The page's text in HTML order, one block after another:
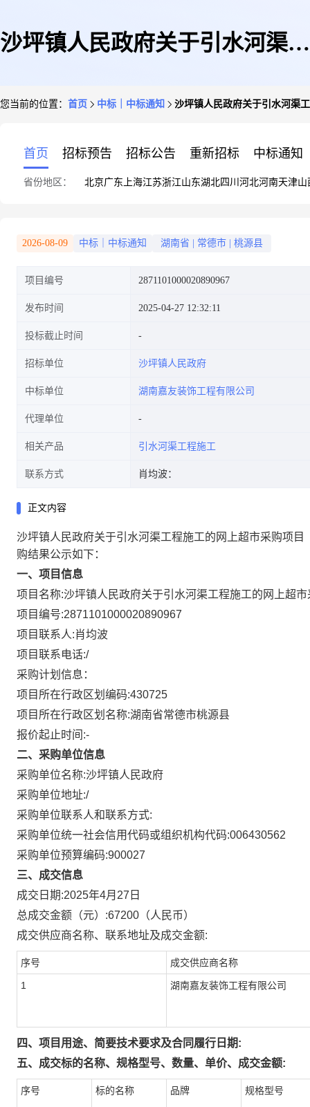
沙坪镇人民政府关于引水河渠工
您当前的位置： 首页 中标｜中标通知 沙坪镇人民政府关于引水河渠
首页 招标预告 招标公告 重新招标 中标通知
省份地区： 北京广东 上海江苏浙江山东湖北四川 河北河南天津山
2026-08-09 中标｜中标通知 湖南省 常德市 桃源县
项目编号 2871101000020890967
发布时间 2025-04-27 12:32:11
投标截止时间
招标单位 沙坪镇人民政府
中标单位 湖南嘉友装饰工程有限公司
代理单位
相关产品 引水河渠工程施工
联系方式 肖均波：
正文内容
沙坪镇人民政府关于引水河渠工程施工的网上超市采购项目
购结果公示如下：
一、项目信息
项目名称:沙坪镇人民政府关于引水河渠工程施工的网上超市
项目编号:2871101000020890967
项目联系人:肖均波
项目联系电话:/
采购计划信息：
项目所在行政区划编码:430725
项目所在行政区划名称:湖南省常德市桃源县
报价起止时间:-
二、采购单位信息
采购单位名称:沙坪镇人民政府
采购单位地址:/
采购单位联系人和联系方式:
采购单位统一社会信用代码或组织机构代码:006430562
采购单位预算编码:900027
三、成交信息
成交日期:2025年4月27日
总成交金额（元）:67200 （人民币）
成交供应商名称、联系地址及成交金额:
序号 成交供应商名称
1 湖南嘉友装饰工程有限公司
四、项目用途、简要技术要求及合同履行日期:
五、成交标的名称、规格型号、数量、单价、成交金额:
序号 标的名称 品牌 规格型号